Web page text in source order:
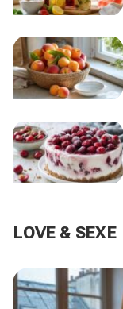
LOVE & SEXE